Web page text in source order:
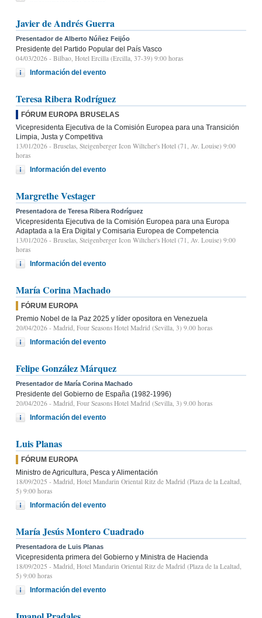
Javier de Andrés Guerra
Presentador de Alberto Núñez Feijóo
Presidente del Partido Popular del País Vasco
04/03/2026 - Bilbao, Hotel Ercilla (Ercilla, 37-39) 9:00 horas
Información del evento
Teresa Ribera Rodríguez
FÓRUM EUROPA BRUSELAS
Vicepresidenta Ejecutiva de la Comisión Europea para una Transición
Limpia, Justa y Competitiva
13/01/2026 - Bruselas, Steigenberger Icon Wiltcher's Hotel (71, Av. Louise) 9:00
horas
Información del evento
Margrethe Vestager
Presentadora de Teresa Ribera Rodríguez
Vicepresidenta Ejecutiva de la Comisión Europea para una Europa
Adaptada a la Era Digital y Comisaria Europea de Competencia
13/01/2026 - Bruselas, Steigenberger Icon Wiltcher's Hotel (71, Av. Louise) 9:00
horas
Información del evento
María Corina Machado
FÓRUM EUROPA
Premio Nobel de la Paz 2025 y líder opositora en Venezuela
20/04/2026 - Madrid, Four Seasons Hotel Madrid (Sevilla, 3) 9.00 horas
Información del evento
Felipe González Márquez
Presentador de María Corina Machado
Presidente del Gobierno de España (1982-1996)
20/04/2026 - Madrid, Four Seasons Hotel Madrid (Sevilla, 3) 9.00 horas
Información del evento
Luis Planas
FÓRUM EUROPA
Ministro de Agricultura, Pesca y Alimentación
18/09/2025 - Madrid, Hotel Mandarin Oriental Ritz de Madrid (Plaza de la Lealtad,
5) 9:00 horas
Información del evento
María Jesús Montero Cuadrado
Presentadora de Luis Planas
Vicepresidenta primera del Gobierno y Ministra de Hacienda
18/09/2025 - Madrid, Hotel Mandarin Oriental Ritz de Madrid (Plaza de la Lealtad,
5) 9:00 horas
Información del evento